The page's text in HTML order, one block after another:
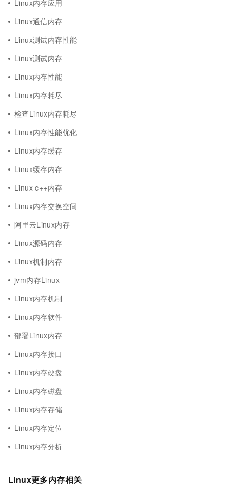
Linux内存应用
Linux通信内存
Linux测试内存性能
Linux测试内存
Linux内存性能
Linux内存耗尽
检查Linux内存耗尽
Linux内存性能优化
Linux内存缓存
Linux缓存内存
Linux c++内存
Linux内存交换空间
阿里云Linux内存
Linux源码内存
Linux机制内存
jvm内存Linux
Linux内存机制
Linux内存软件
部署Linux内存
Linux内存接口
Linux内存硬盘
Linux内存磁盘
Linux内存存储
Linux内存定位
Linux内存分析
Linux更多内存相关